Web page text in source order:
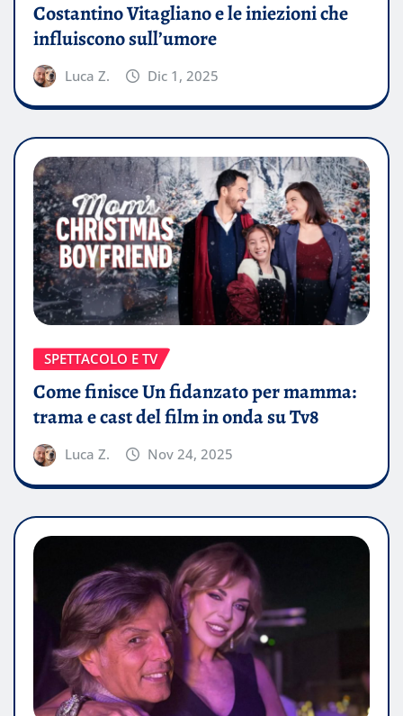
Costantino Vitagliano e le iniezioni che
influiscono sull’umore
Luca Z. Dic 1, 2025
SPETTACOLO E TV
Come finisce Un fidanzato per mamma:
trama e cast del film in onda su Tv8
Luca Z. Nov 24, 2025